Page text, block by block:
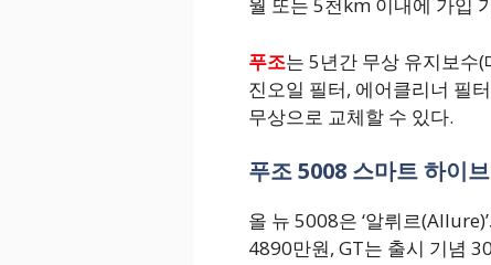
푸조는 5년간 무상 유지보수
진오일 필터, 에어클리너 필
무상으로 교체할 수 있다.
푸조 5008 스마트 하이
올 뉴 5008은 ‘알뤼르
4890만원, GT는 출시 기념